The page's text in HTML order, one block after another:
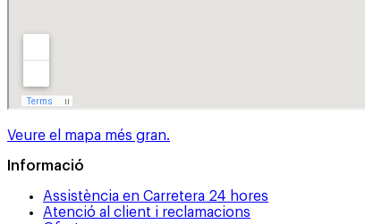
Veure el mapa més gran.
Informació
Assistència en Carretera 24 hores
Atenció al client i reclamacions